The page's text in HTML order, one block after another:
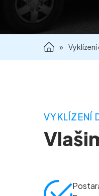
» Vyklízení
VYKLÍZENÍ